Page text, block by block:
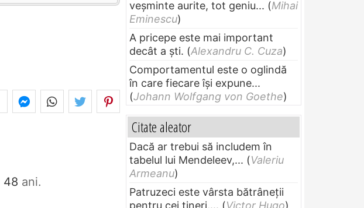
48 ani.
veşminte aurite, tot geniu... (Mihai
Eminescu)
A pricepe este mai important
decât a ști. (Alexandru C. Cuza)
Comportamentul este o oglindă
în care fiecare își expune...
(Johann Wolfgang von Goethe)
Citate aleator
Dacă ar trebui să includem în
tabelul lui Mendeleev,... (Valeriu
Armeanu)
Patruzeci este vârsta bătrâneții
pentru cei tineri,... (Victor Hugo)